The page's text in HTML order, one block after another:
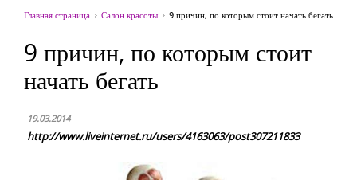
Главная страница Салон красоты 9 причин, по которым стоит начать бегать
9 причин, по которым стоит
начать бегать
19.03.2014
http://www.liveinternet.ru/users/4163063/post307211833